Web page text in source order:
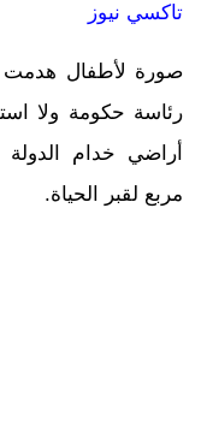
تاكسي نيوز
صورة لأطفال هدمت
رئاسة حكومة ولا
أراضي خدام الدولة
مربع لقبر الحياة.